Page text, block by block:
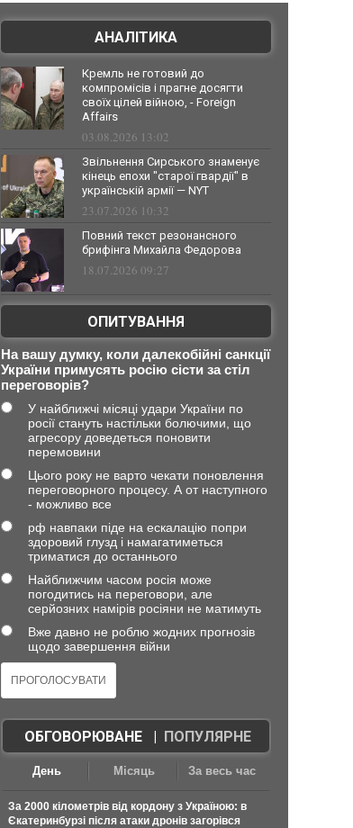
АНАЛІТИКА
Кремль не готовий до
компромісів і прагне досягти
своїх цілей війною, - Foreign
Affairs
03.08.2026 13:02
Звільнення Сирського знаменує
кінець епохи "старої гвардії" в
українській армії — NYT
23.07.2026 10:32
Повний текст резонансного
брифінга Михайла Федорова
18.07.2026 09:27
ОПИТУВАННЯ
На вашу думку, коли далекобійні санкції
України примусять росію сісти за стіл
переговорів?
У найближчі місяці удари України по
росії стануть настільки болючими, що
агресору доведеться поновити
перемовини
Цього року не варто чекати поновлення
переговорного процесу. А от наступного
- можливо все
рф навпаки піде на ескалацію попри
здоровий глузд і намагатиметься
триматися до останнього
Найближчим часом росія може
погодитись на переговори, але
серйозних намірів росіяни не матимуть
Вже давно не роблю жодних прогнозів
щодо завершення війни
ОБГОВОРЮВАНЕ| ПОПУЛЯРНЕ
День Місяць За весь час
За 2000 кілометрів від кордону з Україною: в
Єкатеринбурзі після атаки дронів загорівся